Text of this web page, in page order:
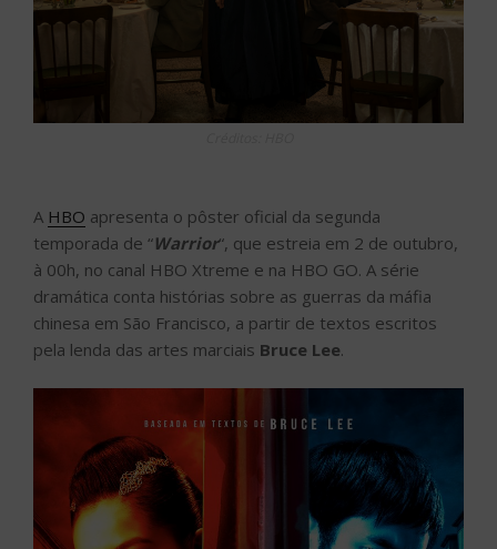
A HBO apresenta o pôster oficial da segunda
temporada de “Warrior“, que estreia em 2 de outubro,
à 00h, no canal HBO Xtreme e na HBO GO. A série
dramática conta histórias sobre as guerras da máfia
chinesa em São Francisco, a partir de textos escritos
pela lenda das artes marciais Bruce Lee.